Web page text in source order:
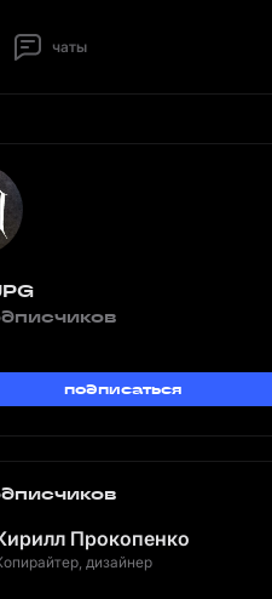
чаты
подписаться
Прокопенко
дизайнер